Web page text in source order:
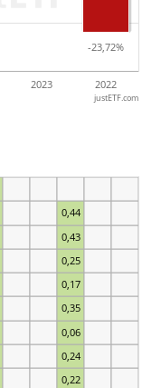
-23,72%
-23,72%
2023 2022
justETF.com
0,22
0,24
0,06
0,35
0,17
0,25
0,43
0,44